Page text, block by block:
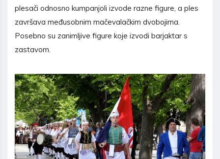
plesači odnosno kumpanjoli izvode razne figure, a ples
završava međusobnim mačevalačkim dvobojima.
Posebno su zanimljive figure koje izvodi barjaktar s
zastavom.